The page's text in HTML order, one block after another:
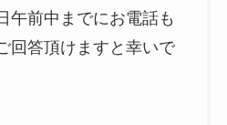
午前中までにお電話も
回答頂けますと幸いで